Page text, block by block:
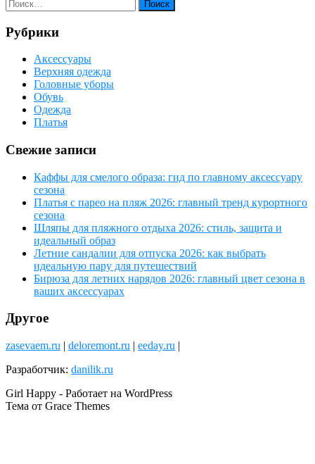
Рубрики
Аксессуары
Верхняя одежда
Головные уборы
Обувь
Одежда
Платья
Свежие записи
Каффы для смелого образа: гид по главному аксессуару
сезона
Платья с парео на пляж 2026: главный тренд курортного
сезона
Шляпы для пляжного отдыха 2026: стиль, защита и
идеальный образ
Летние сандалии для отпуска 2026: как выбрать
идеальную пару для путешествий
Бирюза для летних нарядов 2026: главный цвет сезона в
ваших аксессуарах
Другое
zasevaem.ru | deloremont.ru | eeday.ru |
Разработчик: danilik.ru
Girl Happy - Работает на WordPress
Тема от Grace Themes